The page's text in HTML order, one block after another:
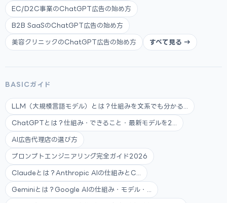
EC/D2C事業のChatGPT広告の始め方
B2B SaaSのChatGPT広告の始め方
美容クリニックのChatGPT広告の始め方 すべて見る →
BASICガイド
LLM（大規模言語モデル）とは？仕組みを文系でも分かる...
ChatGPTとは？仕組み・できること・最新モデルを2...
AI広告代理店の選び方
プロンプトエンジニアリング完全ガイド2026
Claudeとは？Anthropic AIの仕組みとC...
Geminiとは？Google AIの仕組み・モデル・...